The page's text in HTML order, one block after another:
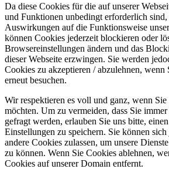
Da diese Cookies für die auf unserer
und Funktionen unbedingt erforderlich
Auswirkungen auf die Funktionsweise
können Cookies jederzeit blockieren oder
Browsereinstellungen ändern und das
dieser Webseite erzwingen. Sie werden
Cookies zu akzeptieren / abzulehnen, wenn
erneut besuchen.
Wir respektieren es voll und ganz, wenn Sie
möchten. Um zu vermeiden, dass Sie
gefragt werden, erlauben Sie uns bitte,
Einstellungen zu speichern. Sie können
andere Cookies zulassen, um unsere
zu können. Wenn Sie Cookies ablehnen,
Cookies auf unserer Domain entfernt.